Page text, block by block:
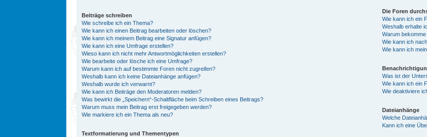
Beiträge schreiben
Wie schreibe ich ein Thema?
Wie kann ich einen Beitrag bearbeiten oder löschen?
Wie kann ich meinem Beitrag eine Signatur anfügen?
Wie kann ich eine Umfrage erstellen?
Wieso kann ich nicht mehr Antwortmöglichkeiten erstellen?
Wie bearbeite oder lösche ich eine Umfrage?
Warum kann ich auf bestimmte Foren nicht zugreifen?
Weshalb kann ich keine Dateianhänge anfügen?
Weshalb wurde ich verwarnt?
Wie kann ich Beiträge den Moderatoren melden?
Was bewirkt die „Speichern“-Schaltfläche beim Schreiben eines Beitrags?
Warum muss mein Beitrag erst freigegeben werden?
Wie markiere ich ein Thema als neu?
Textformatierung und Thementypen
Die Foren
Wie kann ich ein
Weshalb erhalte
Warum
Wie kann ich
Wie kann ich
Was ist der
Wie kann ich ein
Wie deaktiviere
Dateianhänge
Welche
Kann ich eine